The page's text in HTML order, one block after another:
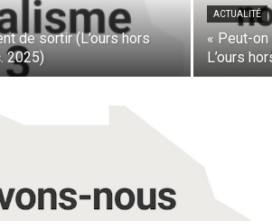
de sortir (L’ours hors
2025)
ACTUALITÉ
« Peut-
L’ours